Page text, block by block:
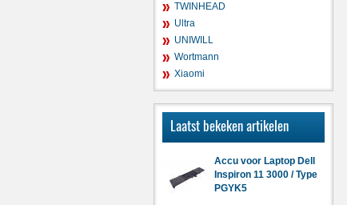
TWINHEAD
Ultra
UNIWILL
Wortmann
Xiaomi
Laatst bekeken artikelen
Accu voor Laptop Dell
Inspiron 11 3000 / Type
PGYK5